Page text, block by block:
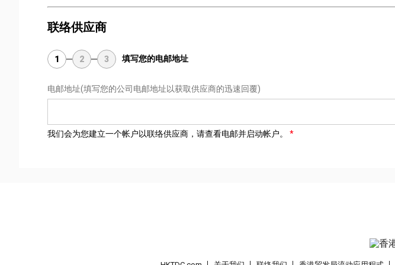
联络供应商
1 2 3 填写您的电邮地址
电邮地址(填写您的公司电邮地址以获取供应商的迅速回覆)
我们会为您建立一个帐户以联络供应商，请查看电邮并启动帐户。